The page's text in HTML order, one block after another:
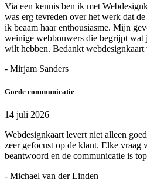
Via een kennis ben ik met
was erg tevreden over het werk dat
ik beaam haar enthousiasme. Mijn
weinige webbouwers die begrijpt
wilt hebben. Bedankt webdesignkaart
- Mirjam Sanders
Goede communicatie
14 juli 2026
Webdesignkaart levert niet alleen
zeer gefocust op de klant. Elke vraag
beantwoord en de communicatie is
- Michael van der Linden